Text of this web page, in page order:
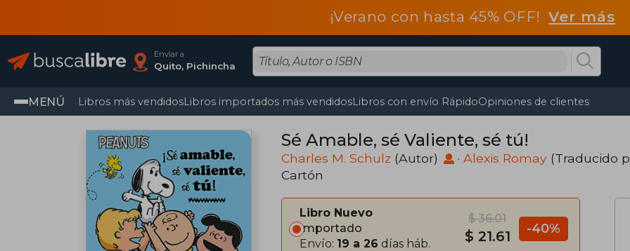
¡Verano con hasta 45% OFF!Ver más
Enviar a
Quito, Pichincha
MENÚ Libros más vendidosLibros importados más vendidosLibros con envío RápidoOpiniones de clientes
Sé Amable, sé Valiente, sé tú!
Charles M. Schulz (Autor) · Alexis Romay (Traducido
Cartón
Libro Nuevo
Importado
Envío: 19 a 26 días háb.
$ 36.01
$ 21.61 -40%